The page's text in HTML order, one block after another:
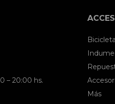
– 20:00 hs.
Más